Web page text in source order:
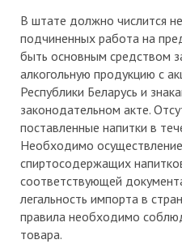
В штате должно числится
подчиненных работа на
быть основным средством
алкогольную продукцию с
Республики Беларусь и
законодательном акте.
поставленные напитки в
Необходимо
спиртосодержащих
соответствующей
легальность импорта в
правила необходимо
товара.